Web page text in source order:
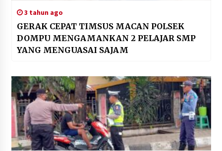
3 tahun ago
GERAK CEPAT TIMSUS MACAN POLSEK
DOMPU MENGAMANKAN 2 PELAJAR SMP
YANG MENGUASAI SAJAM